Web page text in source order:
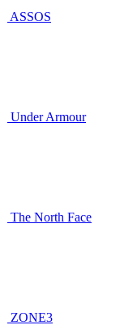
ASSOS
Under Armour
The North Face
ZONE3